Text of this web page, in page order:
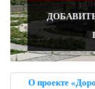
О проекте